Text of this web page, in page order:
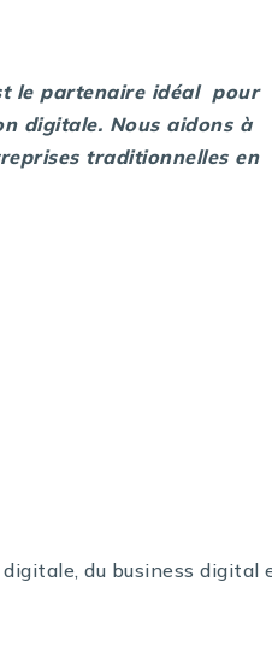
le partenaire idéal pour
digitale. Nous aidons à
traditionnelles en
du business digital